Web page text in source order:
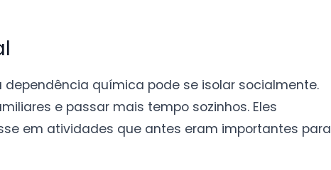
química pode se isolar socialmente.
e passar mais tempo sozinhos. Eles
em atividades que antes eram importantes para